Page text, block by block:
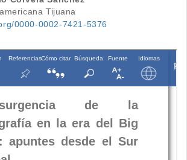
Tijuana
0000-0002-7421-5376